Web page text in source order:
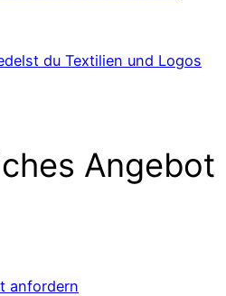
du Textilien und Logos
Angebot
anfordern